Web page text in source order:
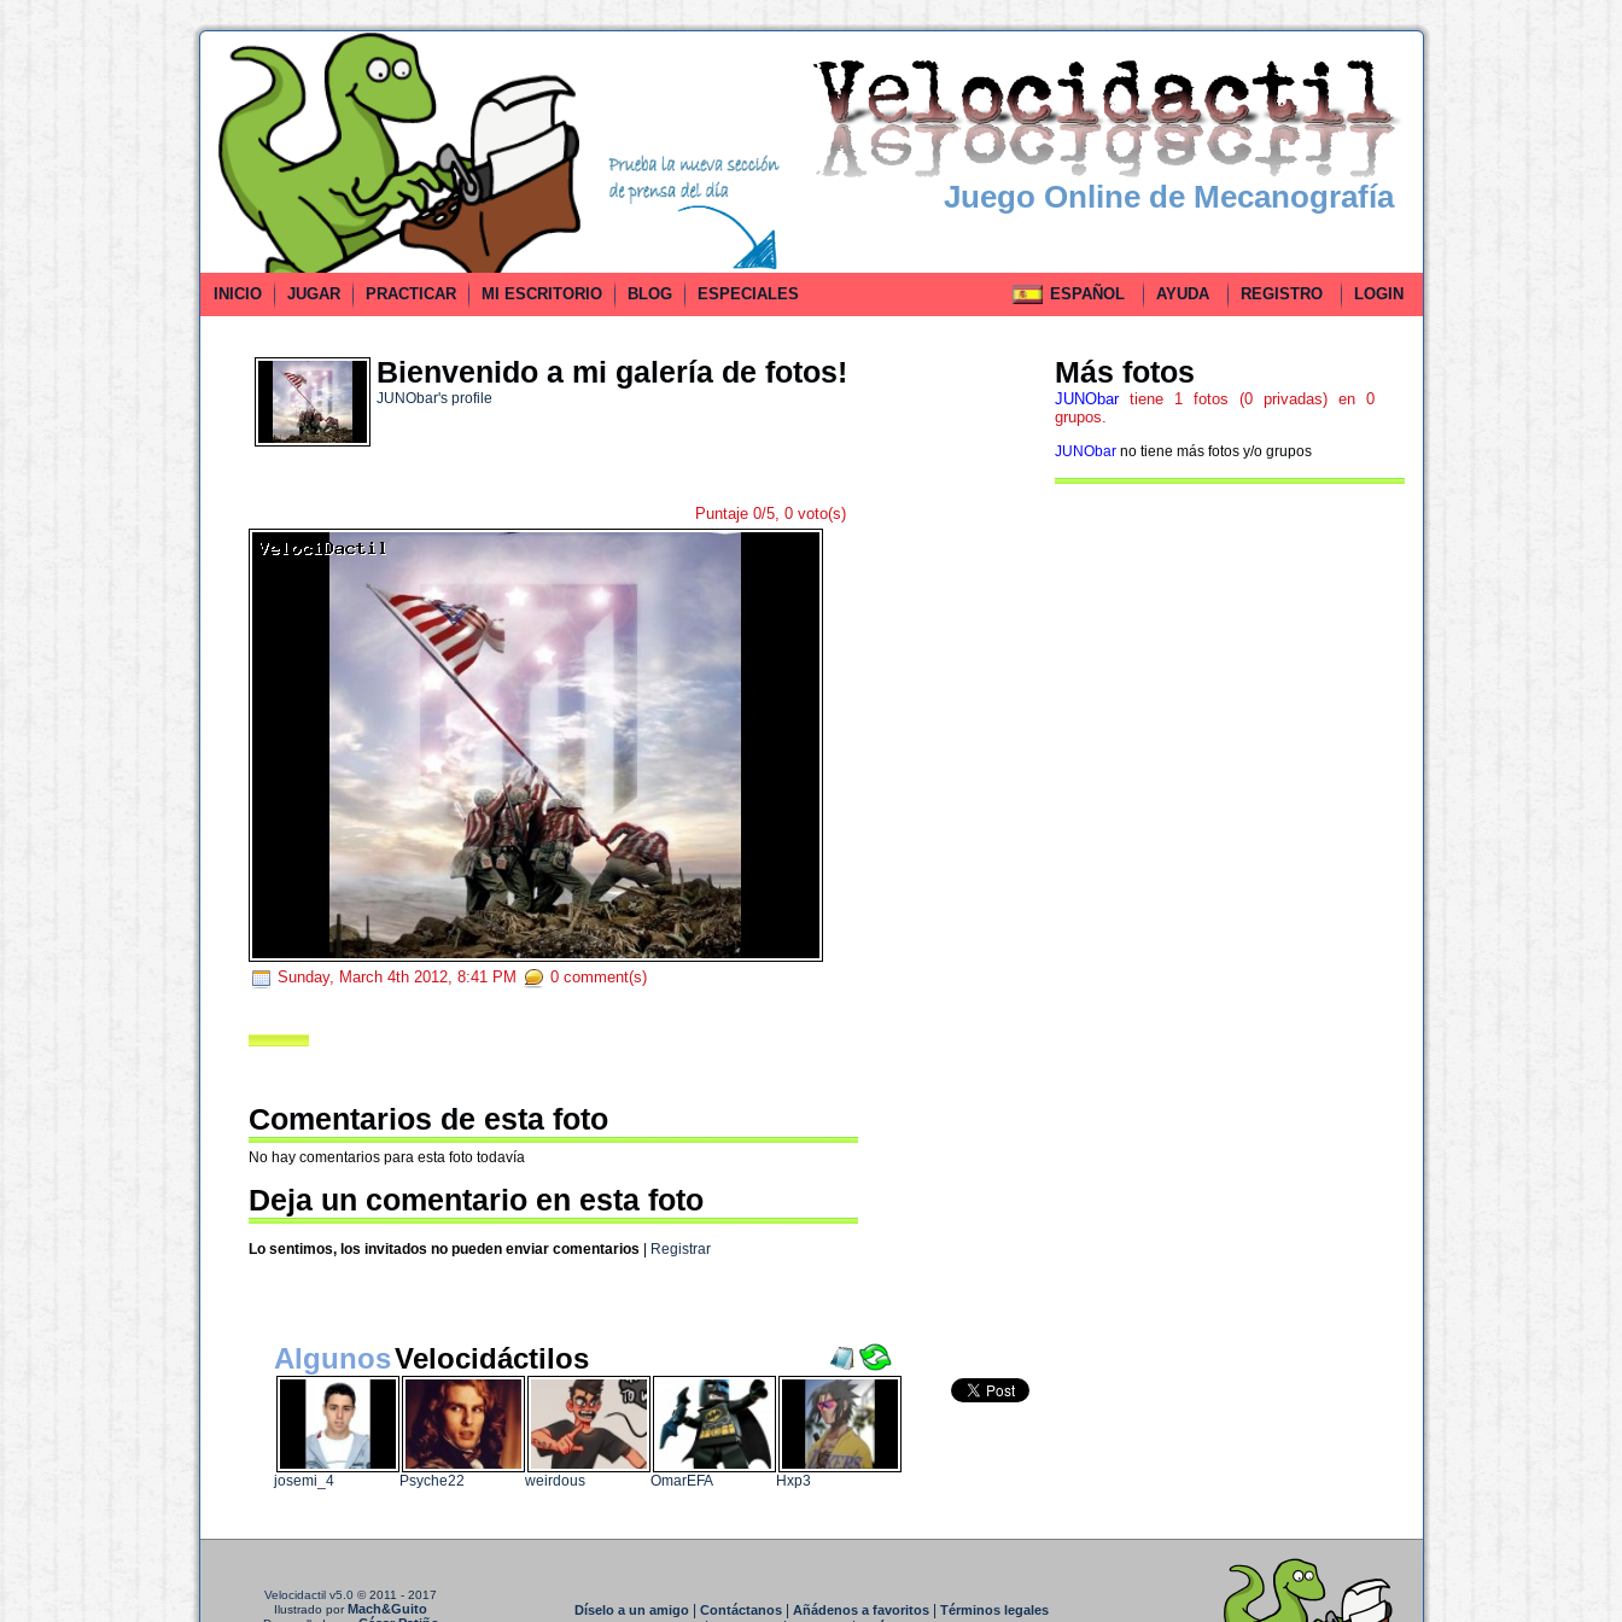
Juego Online de Mecanografía
INICIO JUGAR PRACTICAR MI ESCRITORIO BLOG ESPECIALES ESPAÑOL AYUDA REGISTRO LOGIN
Bienvenido a mi galería de fotos!
JUNObar's profile
Puntaje 0/5, 0 voto(s)
Sunday, March 4th 2012, 8:41 PM 0 comment(s)
Comentarios de esta foto
No hay comentarios para esta foto todavía
Deja un comentario en esta foto
Lo sentimos, los invitados no pueden enviar comentarios Registrar
Más fotos
JUNObartiene 1 fotos (0 privadas) en 0
grupos.
JUNObarno tiene más fotos y/o grupos
AlgunosVelocidáctilos
josemi_4 Psyche22 weirdous OmarEFA Hxp3
Velocidactil v5.0 © 2011 - 2017
Ilustrado porMach&Guito Díselo a un amigo| Contáctanos| Añádenos a favoritos|
Términos legales